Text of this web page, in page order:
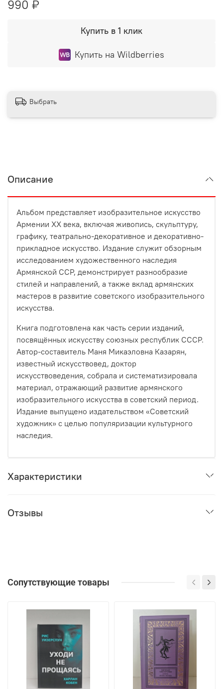
990 ₽
Купить в 1 клик
Купить на Wildberries
Выбрать
Описание
Альбом представляет изобразительное искусство
Армении XX века, включая живопись, скульптуру,
графику, театрально-декоративное и декоративно-
прикладное искусство. Издание служит обзорным
исследованием художественного наследия
Армянской ССР, демонстрирует разнообразие
стилей и направлений, а также вклад армянских
мастеров в развитие советского изобразительного
искусства.
Книга подготовлена как часть серии изданий,
посвящённых искусству союзных республик СССР.
Автор-составитель Маня Микаэловна Казарян,
известный искусствовед, доктор
искусствоведения, собрала и систематизировала
материал, отражающий развитие армянского
изобразительного искусства в советский период.
Издание выпущено издательством «Советский
художник» с целью популяризации культурного
наследия.
Характеристики
Отзывы
Сопутствующие товары